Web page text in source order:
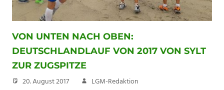
VON UNTEN NACH OBEN:
DEUTSCHLANDLAUF VON 2017 VON SYLT
ZUR ZUGSPITZE
20. August 2017 LGM-Redaktion